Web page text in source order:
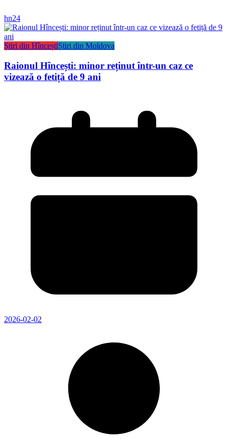
hn24
Știri din HînceștiȘtiri din Moldova
Raionul Hîncești: minor reținut într-un caz ce
vizează o fetiță de 9 ani
2026-02-02